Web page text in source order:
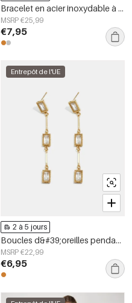
Bracelet en acier inoxydable à maillons en forme de cœur, collection Daily Simple, bijoux pour femmes
MSRP €25,99
€7,95
Entrepôt de l'UE
2 à 5 jours
Boucles d&#39;oreilles pendantes en acier inoxydable, forme géométrique, collection simple pour le quotidien, bijoux pour femmes
MSRP €22,99
€6,95